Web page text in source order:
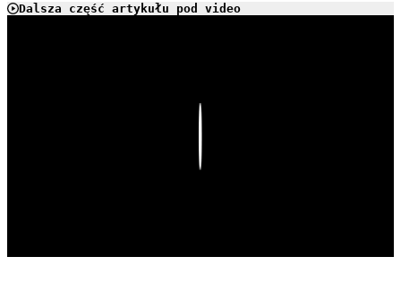
Dalsza część artykułu pod video